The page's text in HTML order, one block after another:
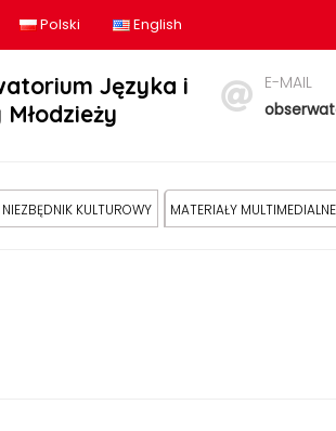
Polski English
Języka i
E-MAIL
NIEZBĘDNIK KULTUROWY MATERIAŁY MULTIMEDIALNE